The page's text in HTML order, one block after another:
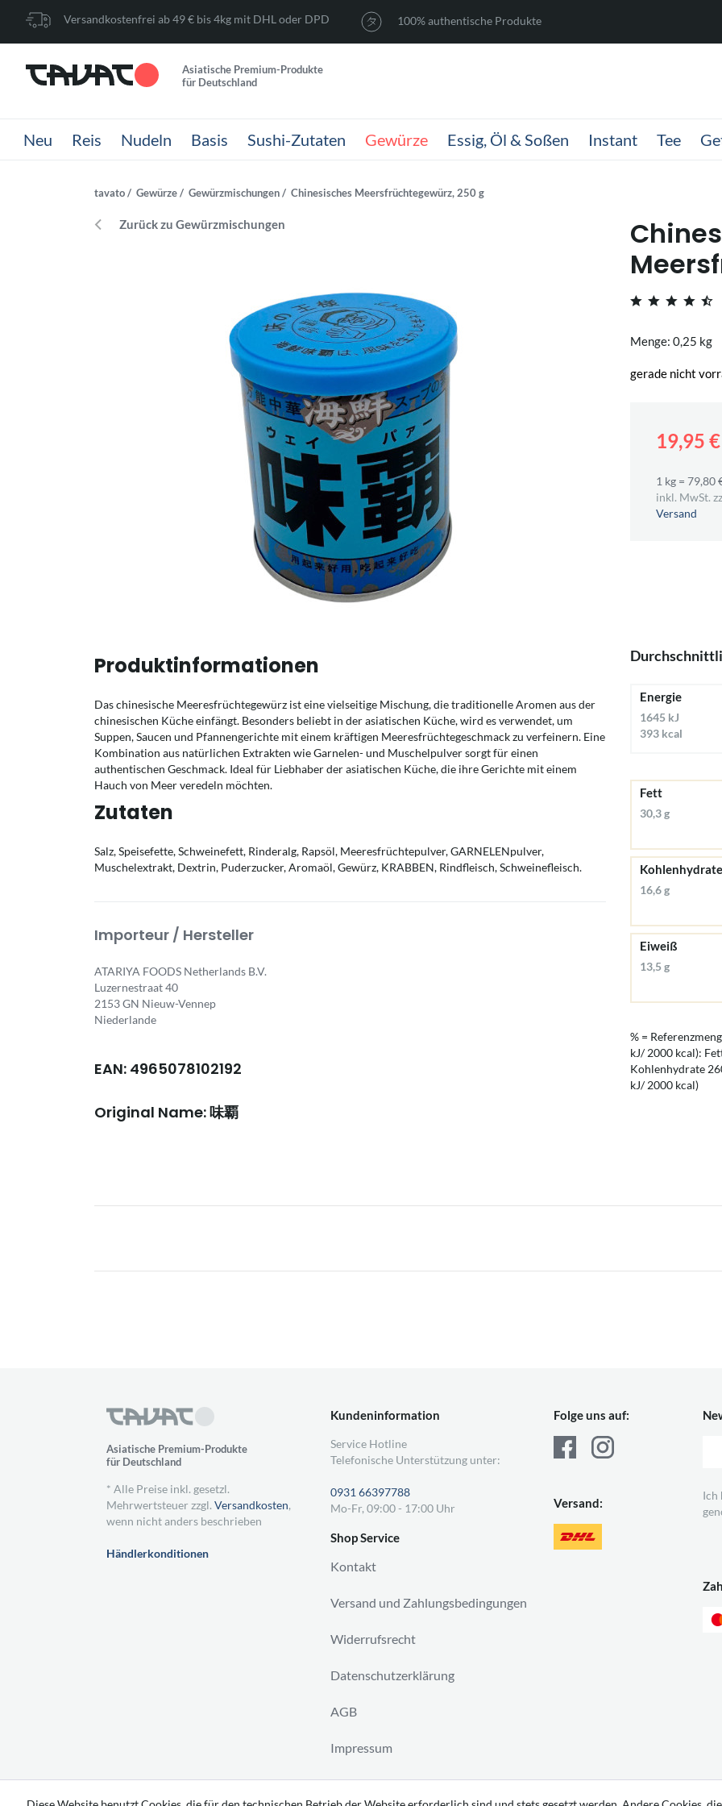
Versandkostenfrei ab 49 € bis 4kg mit DHL oder DPD 100% authentische Produkte
Asiatische Premium-Produkte
für Deutschland
Neu Reis Nudeln Basis Sushi-Zutaten Gewürze Essig, Öl & Soßen Instant Tee
tavato Gewürze Gewürzmischungen Chinesisches Meersfrüchtegewürz, 250 g
Zurück zu Gewürzmischungen
Menge: 0,25 kg
gerade nicht
19,95 €
1 kg = 79,80
inkl. MwSt.
Versand
Produktinformationen
Das chinesische Meeresfrüchtegewürz ist eine vielseitige Mischung, die traditionelle Aromen aus der
chinesischen Küche einfängt. Besonders beliebt in der asiatischen Küche, wird es verwendet, um
Suppen, Saucen und Pfannengerichte mit einem kräftigen Meeresfrüchtegeschmack zu verfeinern. Eine
Kombination aus natürlichen Extrakten wie Garnelen- und Muschelpulver sorgt für einen
authentischen Geschmack. Ideal für Liebhaber der asiatischen Küche, die ihre Gerichte mit einem
Hauch von Meer veredeln möchten.
Zutaten
Salz, Speisefette, Schweinefett, Rinderalg, Rapsöl, Meeresfrüchtepulver, GARNELENpulver,
Muschelextrakt, Dextrin, Puderzucker, Aromaöl, Gewürz, KRABBEN, Rindfleisch, Schweinefleisch.
Importeur / Hersteller
ATARIYA FOODS Netherlands B.V.
Luzernestraat 40
2153 GN Nieuw-Vennep
Niederlande
EAN: 4965078102192
Original Name: 味覇
Energie
1645 kJ
393 kcal
Fett
30,3 g
Kohlenhydrate
16,6 g
Eiweiß
13,5 g
% =
kJ/ 2000 kcal):
Kohlenhydrate
kJ/ 2000 kcal)
Asiatische Premium-Produkte
für Deutschland
* Alle Preise inkl. gesetzl.
Mehrwertsteuer zzgl. Versandkosten,
wenn nicht anders beschrieben
Händlerkonditionen
Kundeninformation
Service Hotline
Telefonische Unterstützung unter:
0931 66397788
Mo-Fr, 09:00 - 17:00 Uhr
Shop Service
Kontakt
Versand und Zahlungsbedingungen
Widerrufsrecht
Datenschutzerklärung
AGB
Impressum
Vertrag widerrufen
Folge uns auf:
Versand:
Ich